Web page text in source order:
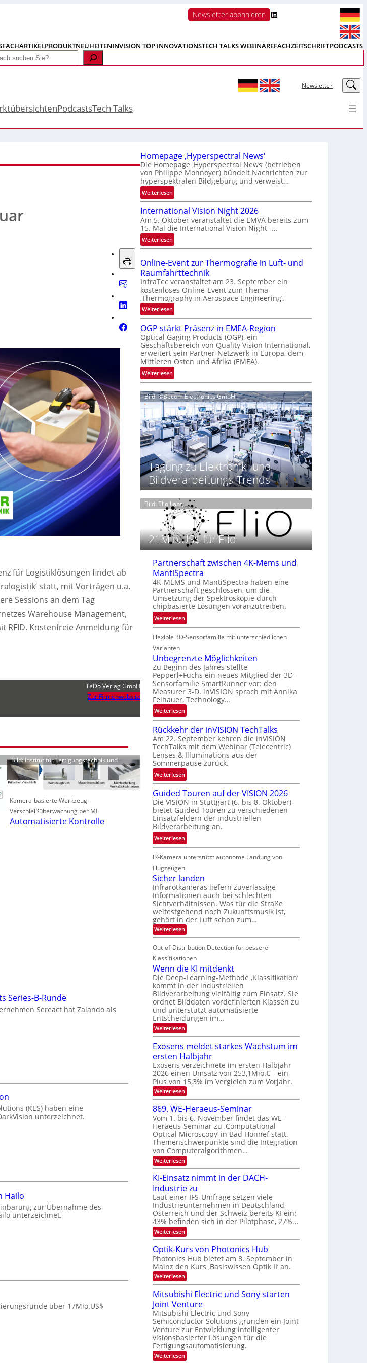
Newsletter abonnieren LinkedIn
FACHARTIKELPRODUKTNEUHEITENINVISION TOP INNOVATIONSTECH TALKS WEBINAREFACHZEITSCHRIFTPODCASTS
Newsletter LinkedIn
PodcastsTech Talks
für Logistiklösungen findet ab
statt, mit Vorträgen u.a.
Sessions an dem Tag
Warehouse Management,
RFID. Kostenfreie Anmeldung für
TeDo Verlag GmbH
Zur Firmenwebsite
Bild: Institut für Fertigungstechnik und
Kamera-basierte Werkzeug-
Verschleißüberwachung per ML
Automatisierte Kontrolle
Series-B-Runde
Sereact hat Zalando als
(KES) haben eine
unterzeichnet.
Hailo
zur Übernahme des
unterzeichnet.
über 17Mio.US$
Homepage ‚Hyperspectral News‘
Die Homepage ‚Hyperspectral News‘ (betrieben
von Philippe Monnoyer) bündelt Nachrichten zur
hyperspektralen Bildgebung und verweist…
Weiterlesen:
H
o
m
e
p
a
‚
H
y
e
r
s
p
e
c
t
r
a
l
N
e
w
s
‘
International Vision Night 2026
Am 5. Oktober veranstaltet die EMVA bereits zum
15. Mal die International Vision Night -…
Weiterlesen:
I
t
e
r
n
t
i
o
n
a
V
i
s
i
n
N
i
g
h
t
2
0
2
6
Online-Event zur Thermografie in Luft- und
Raumfahrttechnik
InfraTec veranstaltet am 23. September ein
kostenloses Online-Event zum Thema
‚Thermography in Aerospace Engineering‘.
Weiterlesen:
O
n
l
i
n
e
-
v
e
n
t
z
u
r
T
h
e
r
m
o
g
r
a
f
e
i
n
L
u
f
t
-
u
n
d
R
a
u
m
f
a
h
r
t
t
e
c
h
n
k
OGP stärkt Präsenz in EMEA-Region
Optical Gaging Products (OGP), ein
Geschäftsbereich von Quality Vision International,
erweitert sein Partner-Netzwerk in Europa, dem
Mittleren Osten und Afrika (EMEA).
Weiterlesen:
O
G
P
t
ä
r
k
t
P
r
s
e
n
z
i
n
M
E
A
-
R
e
g
n
Bild: ©Becom Electronics GmbH
Tagung zu Elektronik- und
Bildverarbeitungs-Trends
Bild: Elio Labs.
21Mio.US$ für Elio
Partnerschaft zwischen 4K-Mems und
MantiSpectra
4K-MEMS und MantiSpectra haben eine
Partnerschaft geschlossen, um die
Umsetzung der Spektroskopie durch
chipbasierte Lösungen voranzutreiben.
Weiterlesen:
P
a
t
n
e
r
c
h
f
t
z
w
i
s
c
h
e
n
4
K
-
M
e
m
s
u
n
d
M
a
n
S
p
e
c
t
r
a
Flexible 3D-Sensorfamilie mit unterschiedlichen
Varianten
Unbegrenzte Möglichkeiten
Zu Beginn des Jahres stellte
Pepperl+Fuchs ein neues Mitglied der 3D-
Sensorfamilie SmartRunner vor: den
Measurer 3-D. inVISION sprach mit Annika
Felhauer, Technology…
Weiterlesen:
U
n
b
e
g
r
e
z
t
e
M
g
l
h
k
e
i
t
e
Rückkehr der inVISION TechTalks
Am 22. September kehren die inVISION
TechTalks mit dem Webinar (Telecentric)
Lenses & Illuminations aus der
Sommerpause zurück.
Weiterlesen:
R
ü
c
k
k
e
h
d
e
r
i
n
V
I
S
I
O
N
T
e
c
h
T
a
l
k
s
Guided Touren auf der VISION 2026
Die VISION in Stuttgart (6. bis 8. Oktober)
bietet Guided Touren zu verschiedenen
Einsatzfeldern der industriellen
Bildverarbeitung an.
Weiterlesen:
G
u
i
d
e
d
T
o
u
r
a
u
f
d
e
r
V
I
O
N
2
0
2
6
IR-Kamera unterstützt autonome Landung von
Flugzeugen
Sicher landen
Infrarotkameras liefern zuverlässige
Informationen auch bei schlechten
Sichtverhältnissen. Was für die Straße
weitestgehend noch Zukunftsmusik ist,
gehört in der Luft schon zum…
Weiterlesen:
S
c
h
r
l
a
n
d
e
n
Out-of-Distribution Detection für bessere
Klassifikationen
Wenn die KI mitdenkt
Die Deep-Learning-Methode ‚Klassifikation‘
kommt in der industriellen
Bildverarbeitung vielfältig zum Einsatz. Sie
ordnet Bilddaten vordefinierten Klassen zu
und unterstützt automatisierte
Entscheidungen im…
Weiterlesen:
W
n
n
d
e
K
I
m
i
t
d
e
n
k
t
Exosens meldet starkes Wachstum im
ersten Halbjahr
Exosens verzeichnete im ersten Halbjahr
2026 einen Umsatz von 253,1Mio.€ – ein
Plus von 15,3% im Vergleich zum Vorjahr.
Weiterlesen:
E
x
o
s
e
n
s
m
e
l
d
e
t
s
t
a
r
k
e
s
W
a
c
h
s
t
u
m
i
m
e
r
s
t
e
n
H
a
869. WE-Heraeus-Seminar
Vom 1. bis 6. November findet das WE-
Heraeus-Seminar zu ‚Computational
Optical Microscopy‘ in Bad Honnef statt.
Themenschwerpunkte sind die Integration
von Computeralgorithmen…
Weiterlesen:
8
9
.
W
E
-
H
e
r
a
u
s
-
S
e
m
i
n
a
r
KI-Einsatz nimmt in der DACH-
Industrie zu
Laut einer IFS-Umfrage setzen viele
Industrieunternehmen in Deutschland,
Österreich und der Schweiz bereits KI ein:
43% befinden sich in der Pilotphase, 27%…
Weiterlesen:
K
-
E
i
n
s
t
z
n
i
m
m
t
i
n
d
Optik-Kurs von Photonics Hub
Photonics Hub bietet am 8. September in
Mainz den Kurs ‚Basiswissen Optik II‘ an.
Weiterlesen:
O
p
t
i
k
-
K
u
r
s
v
o
Mitsubishi Electric und Sony starten
Joint Venture
Mitsubishi Electric und Sony
Semiconductor Solutions gründen ein Joint
Venture zur Entwicklung intelligenter
visionsbasierter Lösungen für die
Fertigungsautomatisierung.
Weiterlesen: